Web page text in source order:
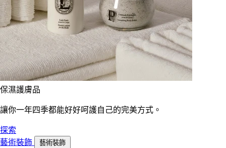
保濕護膚品
讓你一年四季都能好好呵護自己的完美方式。
探索
藝術裝飾
藝術裝飾